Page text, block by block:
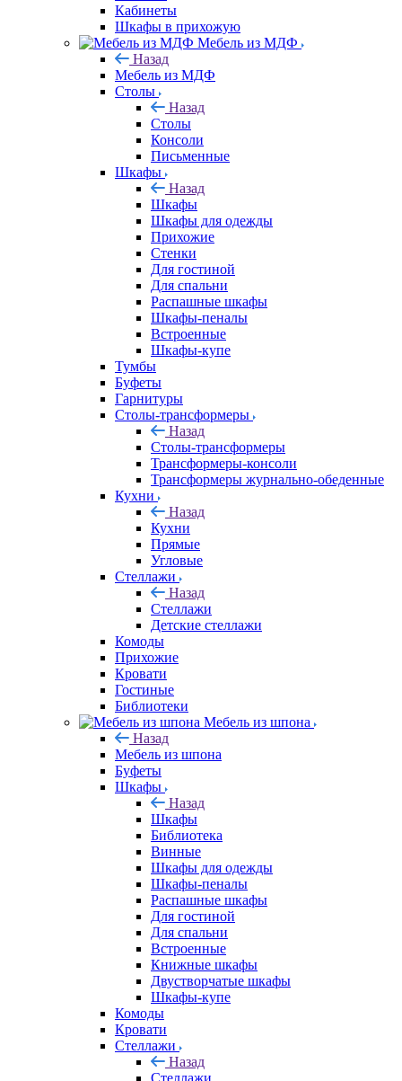
Кабинеты
Шкафы в прихожую
Мебель из МДФ
Назад
Мебель из МДФ
Столы
Назад
Столы
Консоли
Письменные
Шкафы
Назад
Шкафы
Шкафы для одежды
Прихожие
Стенки
Для гостиной
Для спальни
Распашные шкафы
Шкафы-пеналы
Встроенные
Шкафы-купе
Тумбы
Буфеты
Гарнитуры
Столы-трансформеры
Назад
Столы-трансформеры
Трансформеры-консоли
Трансформеры журнально-обеденные
Кухни
Назад
Кухни
Прямые
Угловые
Стеллажи
Назад
Стеллажи
Детские стеллажи
Комоды
Прихожие
Кровати
Гостиные
Библиотеки
Мебель из шпона
Назад
Мебель из шпона
Буфеты
Шкафы
Назад
Шкафы
Библиотека
Винные
Шкафы для одежды
Шкафы-пеналы
Распашные шкафы
Для гостиной
Для спальни
Встроенные
Книжные шкафы
Двустворчатые шкафы
Шкафы-купе
Комоды
Кровати
Стеллажи
Назад
Стеллажи